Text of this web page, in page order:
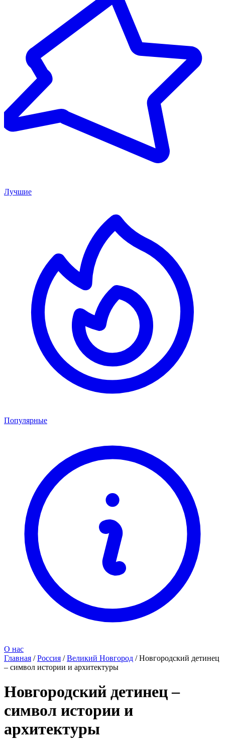
Лучшие
Популярные
О нас
Главная /Россия /Великий Новгород /Новгородский детинец
– символ истории и архитектуры
Новгородский детинец –
символ истории и
архитектуры